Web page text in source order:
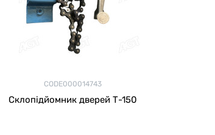
CODE000014743
Склопідйомник дверей Т-150